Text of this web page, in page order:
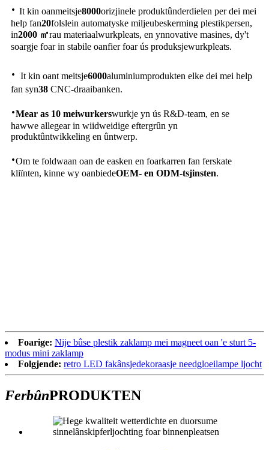
· It kin oanmeitsje8000orizjinele produktûnderdielen per dei mei
help fan20folslein automatyske miljeubeskerming plestikpersen,
in2000 ㎡rau materiaalwurkpleats, en ynnovative masines, dy't
soargje foar in stabile oanfier foar ús produksjewurkpleats.
· It kin oant meitsje6000aluminiumprodukten elke dei mei help
fan syn38 CNC-draaibanken.
·Mear as 10 meiwurkerswurkje yn ús R&D-team, en se
hawwe allegear in wiidweidige eftergrûn yn
produktûntwikkeling en ûntwerp.
·Om te foldwaan oan de easken en foarkarren fan ferskate
kliïnten, kinne wy ​​oanbiedeOEM- en ODM-tsjinsten.
Foarige: Nije bûse plestik zaklamp mei magneet oan 'e sturt 5-
modus mini zaklamp
Folgjende: retro LED fakânsjedekoraasje needgloeilampe ljocht
FerbûnPRODUKTEN